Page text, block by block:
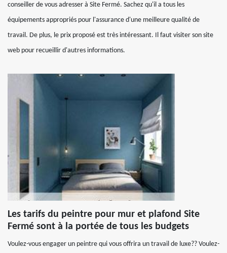
conseiller de vous adresser à Site Fermé. Sachez qu'il a tous les
équipements appropriés pour l'assurance d'une meilleure qualité de
travail. De plus, le prix proposé est très intéressant. Il faut visiter son site
web pour recueillir d'autres informations.
Les tarifs du peintre pour mur et plafond Site
Fermé sont à la portée de tous les budgets
Voulez-vous engager un peintre qui vous offrira un travail de luxe?? Voulez-